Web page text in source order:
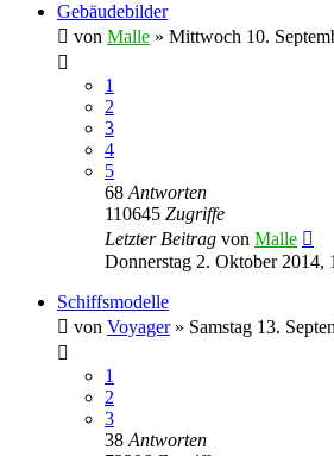
Gebäudebilder
von Malle » Mittwoch 10.
1
2
3
4
5
68 Antworten
110645 Zugriffe
Letzter Beitrag von Malle
Donnerstag 2. Oktober 2014,
Schiffsmodelle
von Voyager» Samstag 13.
1
2
3
38 Antworten